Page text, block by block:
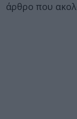
άρθρο που